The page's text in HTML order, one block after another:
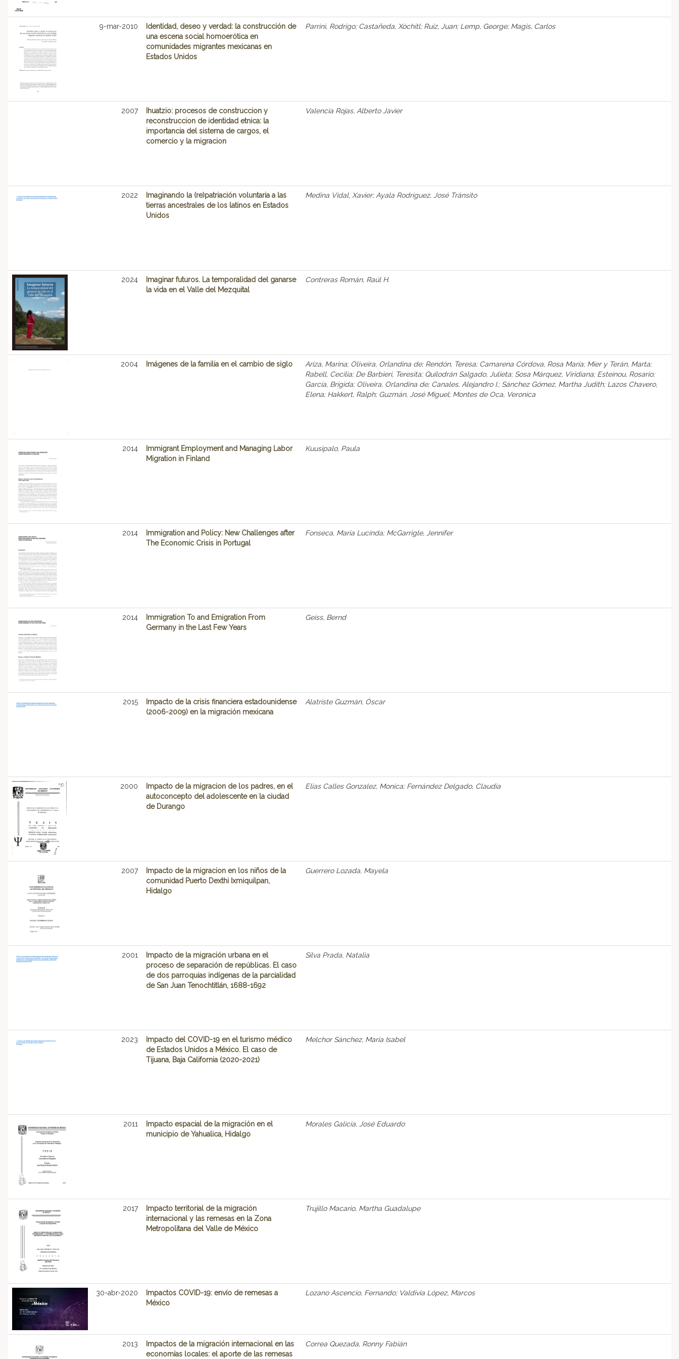
9-mar-2010
Identidad, deseo y verdad: la construcción de
una escena social homoerótica en
comunidades migrantes mexicanas en
Estados Unidos
Parrini, Rodrigo; Castañeda, Xóchitl; Ruiz, Juan; Lemp, George; Magis, Carlos
2007
Ihuatzio: procesos de construccion y
reconstruccion de identidad etnica: la
importancia del sistema de cargos, el
comercio y la migracion
Valencia Rojas, Alberto Javier
2022
Imaginando la (re)patriación voluntaria a las
tierras ancestrales de los latinos en Estados
Unidos
Medina Vidal, Xavier; Ayala Rodríguez, José Tránsito
2024
Imaginar futuros. La temporalidad del ganarse
la vida en el Valle del Mezquital
Contreras Román, Raúl H.
2004 Imágenes de la familia en el cambio de siglo
Ariza, Marina; Oliveira, Orlandina de; Rendón, Teresa; Camarena Córdova, Rosa María; Mier y Terán, Marta;
Rabell, Cecilia; De Barbieri, Teresita; Quilodrán Salgado, Julieta; Sosa Márquez, Viridiana; Esteinou, Rosario;
García, Brígida; Oliveira, Orlandina de; Canales, Alejandro I.; Sánchez Gómez, Martha Judith; Lazos Chavero,
Elena; Hakkert, Ralph; Guzmán, José Miguel; Montes de Oca, Veronica
2014
Immigrant Employment and Managing Labor
Migration in Finland
Kuusipalo, Paula
2014
Immigration and Policy: New Challenges after
The Economic Crisis in Portugal
Fonseca, Maria Lucinda; McGarrigle, Jennifer
2014
Immigration To and Emigration From
Germany in the Last Few Years
Geiss, Bernd
2015
Impacto de la crisis financiera estadounidense
(2006-2009) en la migración mexicana
Alatriste Guzmán, Óscar
2000
Impacto de la migracion de los padres, en el
autoconcepto del adolescente en la ciudad
de Durango
Elias Calles Gonzalez, Monica; Fernández Delgado, Claudia
2007
Impacto de la migracion en los niños de la
comunidad Puerto Dexthi Ixmiquilpan,
Hidalgo
Guerrero Lozada, Mayela
2001
Impacto de la migración urbana en el
proceso de separación de repúblicas. El caso
de dos parroquias indígenas de la parcialidad
de San Juan Tenochtitlán, 1688-1692
Silva Prada, Natalia
2023
Impacto del COVID-19 en el turismo médico
de Estados Unidos a México. El caso de
Tijuana, Baja California (2020-2021)
Melchor Sánchez, María Isabel
2011
Impacto espacial de la migración en el
municipio de Yahualica, Hidalgo
Morales Galicia, José Eduardo
2017
Impacto territorial de la migración
internacional y las remesas en la Zona
Metropolitana del Valle de México
Trujillo Macario, Martha Guadalupe
30-abr-2020
Impactos COVID-19: envío de remesas a
México
Lozano Ascencio, Fernando; Valdivia López, Marcos
2013
Impactos de la migración internacional en las
economías locales: el aporte de las remesas
Correa Quezada, Ronny Fabián